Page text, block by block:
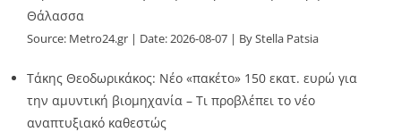
Θάλασσα
Source: Metro24.gr Date: 2026-08-07 By Stella Patsia
Τάκης Θεοδωρικάκος: Νέο «πακέτο» 150 εκατ. ευρώ για
την αμυντική βιομηχανία – Τι προβλέπει το νέο
αναπτυξιακό καθεστώς